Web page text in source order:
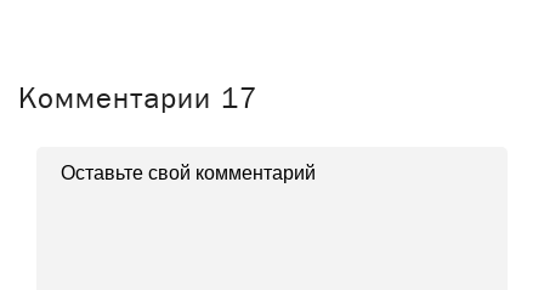
Комментарии 17